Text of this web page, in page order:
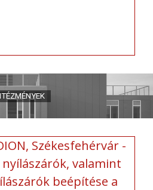
Székesfehérvár -
valamint
beépítése a